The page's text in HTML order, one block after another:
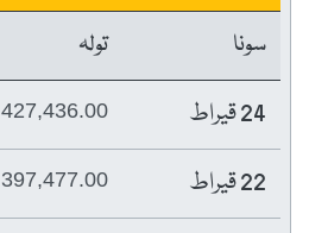
سونا
تولہ
24 قیراط
427,436.00
22 قیراط 397,477.00